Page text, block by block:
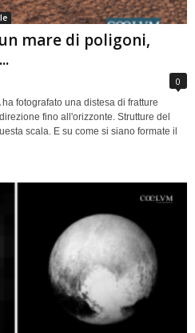
mare di poligoni,
0
fotografato una distesa di fratture
fino all'orizzonte. Strutture del
scala. E su come si siano formate il